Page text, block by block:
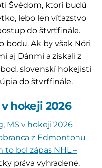
Švédom, ktorí budú
lebo len víťazstvo
do štvrťfinále.
bodu. Ak by však Nóri
aj Dánmi a získali z
slovenskí hokejisti
do štvrťfinále.
v hokeji 2026
, MS v hokeji 2026
z Edmontonu
to bol zápas NHL –
práva vyhradené.